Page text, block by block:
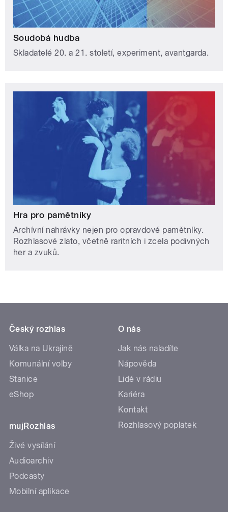
Soudobá hudba
Skladatelé 20. a 21. století, experiment, avantgarda.
Hra pro pamětníky
Archívní nahrávky nejen pro opravdové pamětníky.
Rozhlasové zlato, včetně raritních i zcela podivných
her a zvuků.
Český rozhlas
Válka na Ukrajině
Komunální volby
Stanice
eShop
mujRozhlas
Živé vysílání
Audioarchiv
Podcasty
Mobilní aplikace
O nás
Jak nás naladíte
Nápověda
Lidé v rádiu
Kariéra
Kontakt
Rozhlasový poplatek